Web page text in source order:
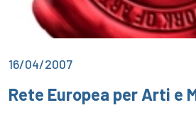
16/04/2007
Rete Europea per Arti e